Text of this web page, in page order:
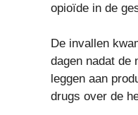
opioïde in de
De invallen
dagen nadat de
leggen aan
drugs over de